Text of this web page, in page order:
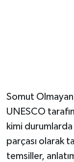
Somut
UNESCO
kimi
parçası olarak
temsiller,